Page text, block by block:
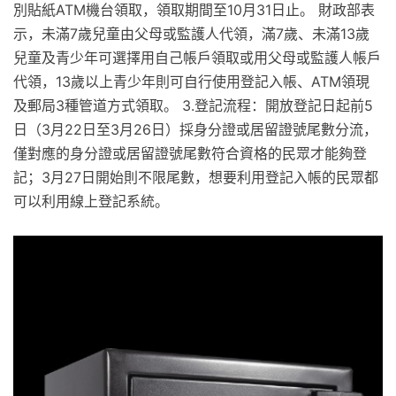
別貼紙ATM機台領取，領取期間至10月31日止。 財政部表
示，未滿7歲兒童由父母或監護人代領，滿7歲、未滿13歲
兒童及青少年可選擇用自己帳戶領取或用父母或監護人帳戶
代領，13歲以上青少年則可自行使用登記入帳、ATM領現
及郵局3種管道方式領取。 3.登記流程：開放登記日起前5
日（3月22日至3月26日）採身分證或居留證號尾數分流，
僅對應的身分證或居留證號尾數符合資格的民眾才能夠登
記；3月27日開始則不限尾數，想要利用登記入帳的民眾都
可以利用線上登記系統。